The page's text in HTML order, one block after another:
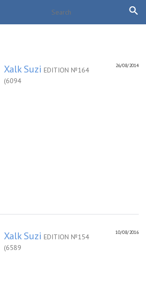
26/08/2014
Xalk Suzi EDITION №164
(6094
10/08/2016
Xalk Suzi EDITION №154
(6589